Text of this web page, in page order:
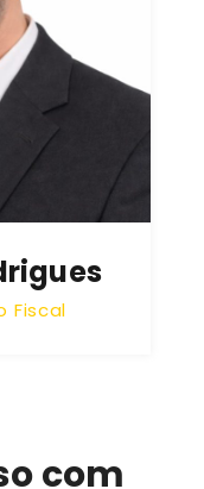
Fiscal
com